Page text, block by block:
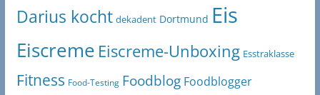
Darius kocht dekadent Dortmund Eis
Eiscreme Eiscreme-Unboxing Esstraklasse
Fitness Food-Testing Foodblog Foodblogger